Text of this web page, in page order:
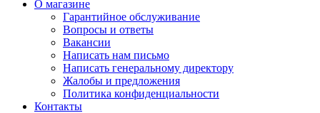
О магазине
Гарантийное обслуживание
Вопросы и ответы
Вакансии
Написать нам письмо
Написать генеральному директору
Жалобы и предложения
Политика конфиденциальности
Контакты